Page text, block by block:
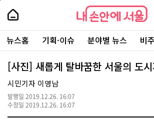
본
로
가
내
손
안
에
서
울
-
서
울
시
대
표
소
내
손
에
울
주
요
서
뉴스홈 기획·이슈 분야별 뉴스 비
[사진] 새롭게 탈바꿈한 서울의 도
시민기자 이영남
발행일 2019.12.26. 16:07
수정일 2019.12.26. 16:07
페
상
단
로